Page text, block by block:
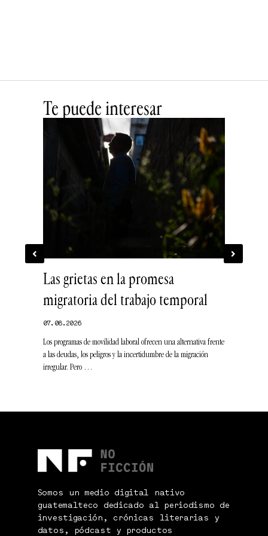
Te puede interesar
Las grietas en la promesa
migratoria del trabajo temporal
07.08.2026
Los programas de movilidad laboral ofrecen una alternativa frente
a las deudas, los peligros y la incertidumbre de la migración
irregular. Pero …
Somos un medio digital nativo
guatemalteco dedicado al periodismo de
investigación, crónicas literarias y
datos, pódcast y productos